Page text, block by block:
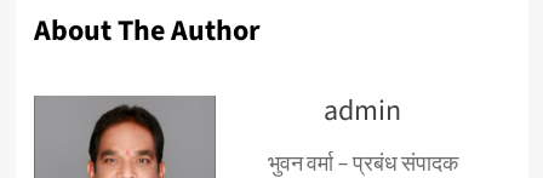
About The Author
admin
भुवन वर्मा – प्रबंध संपादक